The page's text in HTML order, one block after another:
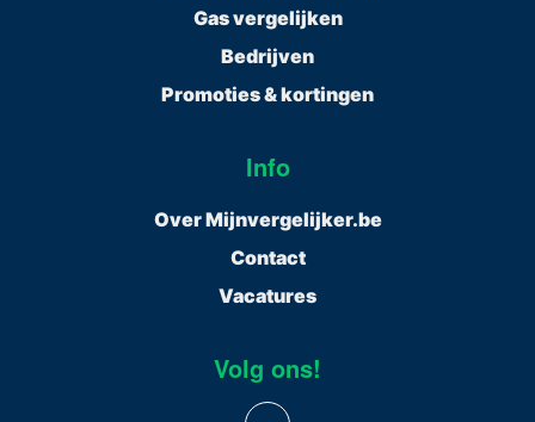
Gas vergelijken
Bedrijven
Promoties & kortingen
Info
Over Mijnvergelijker.be
Contact
Vacatures
Volg ons!